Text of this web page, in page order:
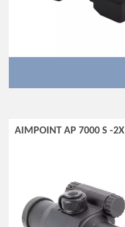
AIMPOINT AP 7000 S -2X